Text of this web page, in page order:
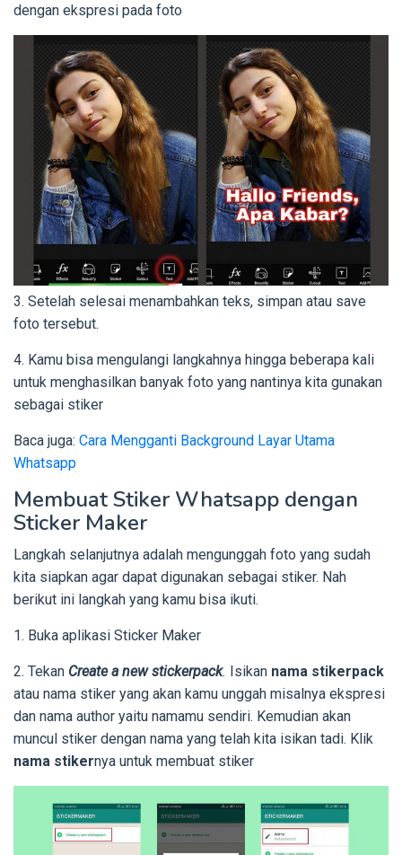
dengan ekspresi pada foto
3. Setelah selesai menambahkan teks, simpan atau save
foto tersebut.
4. Kamu bisa mengulangi langkahnya hingga beberapa kali
untuk menghasilkan banyak foto yang nantinya kita gunakan
sebagai stiker
Baca juga: Cara Mengganti Background Layar Utama
Whatsapp
Membuat Stiker Whatsapp dengan
Sticker Maker
Langkah selanjutnya adalah mengunggah foto yang sudah
kita siapkan agar dapat digunakan sebagai stiker. Nah
berikut ini langkah yang kamu bisa ikuti.
1. Buka aplikasi Sticker Maker
2. Tekan Create a new stickerpack. Isikan nama stikerpack
atau nama stiker yang akan kamu unggah misalnya ekspresi
dan nama author yaitu namamu sendiri. Kemudian akan
muncul stiker dengan nama yang telah kita isikan tadi. Klik
nama stikernya untuk membuat stiker